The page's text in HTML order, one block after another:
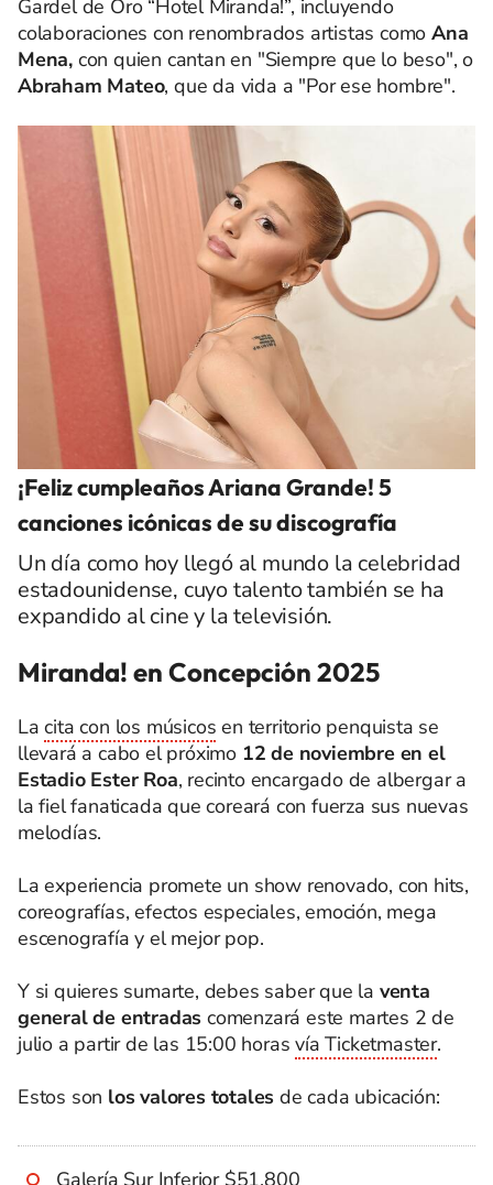
Gardel de Oro “Hotel Miranda!”, incluyendo
colaboraciones con renombrados artistas como Ana
Mena, con quien cantan en "Siempre que lo beso", o
Abraham Mateo, que da vida a "Por ese hombre".
¡Feliz cumpleaños Ariana Grande! 5
canciones icónicas de su discografía
Un día como hoy llegó al mundo la celebridad
estadounidense, cuyo talento también se ha
expandido al cine y la televisión.
Miranda! en Concepción 2025
Lacita con los músicos en territorio penquista se
llevará a cabo el próximo 12 de noviembre en el
Estadio Ester Roa, recinto encargado de albergar a
la fiel fanaticada que coreará con fuerza sus nuevas
melodías.
La experiencia promete un show renovado, con hits,
coreografías, efectos especiales, emoción, mega
escenografía y el mejor pop.
Y si quieres sumarte, debes saber que la venta
general de entradascomenzará este martes 2 de
julio a partir de las 15:00 horasvía Ticketmaster.
Estos son los valores totales de cada ubicación:
Galería Sur Inferior $51.800